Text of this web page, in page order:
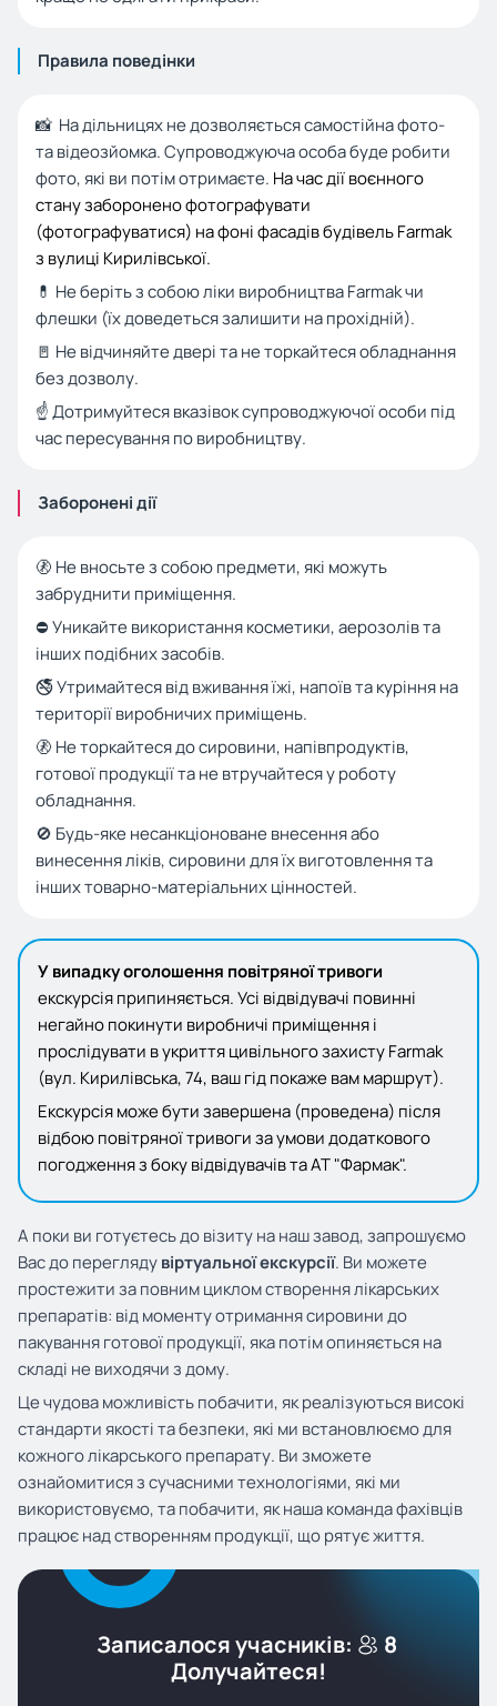
Правила поведінки
📸 На дільницях не дозволяється самостійна фото-
та відеозйомка. Супроводжуюча особа буде робити
фото, які ви потім отримаєте. На час дії воєнного
стану заборонено фотографувати
(фотографуватися) на фоні фасадів будівель Farmak
з вулиці Кирилівської.
💊 Не беріть з собою ліки виробництва Farmak чи
флешки (їх доведеться залишити на прохідній).
🚪 Не відчиняйте двері та не торкайтеся обладнання
без дозволу.
☝️ Дотримуйтеся вказівок супроводжуючої особи під
час пересування по виробництву.
Заборонені дії
🚷 Не вносьте з собою предмети, які можуть
забруднити приміщення.
⛔ Уникайте використання косметики, аерозолів та
інших подібних засобів.
🚭 Утримайтеся від вживання їжі, напоїв та куріння на
території виробничих приміщень.
🚷 Не торкайтеся до сировини, напівпродуктів,
готової продукції та не втручайтеся у роботу
обладнання.
🚫 Будь-яке несанкціоноване внесення або
винесення ліків, сировини для їх виготовлення та
інших товарно-матеріальних цінностей.
У випадку оголошення повітряної тривоги
екскурсія припиняється. Усі відвідувачі повинні
негайно покинути виробничі приміщення і
прослідувати в укриття цивільного захисту Farmak
(вул. Кирилівська, 74, ваш гід покаже вам маршрут).
Екскурсія може бути завершена (проведена) після
відбою повітряної тривоги за умови додаткового
погодження з боку відвідувачів та АТ "Фармак".
А поки ви готуєтесь до візиту на наш завод, запрошуємо
Вас до переглядувіртуальної екскурсії. Ви можете
простежити за повним циклом створення лікарських
препаратів: від моменту отримання сировини до
пакування готової продукції, яка потім опиняється на
складі не виходячи з дому.
Це чудова можливість побачити, як реалізуються високі
стандарти якості та безпеки, які ми встановлюємо для
кожного лікарського препарату. Ви зможете
ознайомитися з сучасними технологіями, які ми
використовуємо, та побачити, як наша команда фахівців
працює над створенням продукції, що рятує життя.
Записалося учасників:
8
Долучайтеся!